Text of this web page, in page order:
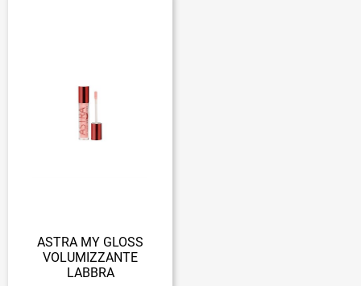
ASTRA MY GLOSS
VOLUMIZZANTE
LABBRA